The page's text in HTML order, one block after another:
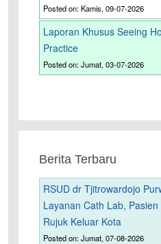
Posted on: Kamis, 09-07-2026
Laporan Khusus Seeing
Practice
Posted on: Jumat, 03-07-2026
Berita Terbaru
RSUD dr Tjitrowardojo
Layanan Cath Lab,
Rujuk Keluar Kota
Posted on: Jumat, 07-08-2026